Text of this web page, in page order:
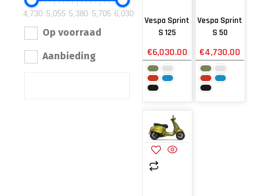
4,730 5,055 5,380 5,705 6,030
Op voorraad
Aanbieding
Vespa Sprint
S 125
€6,030.00
Vespa Sprint
S 50
€4,730.00